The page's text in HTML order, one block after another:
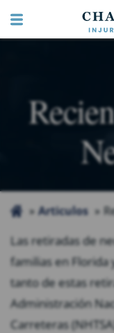
Articulos
Las retiradas de
familias en Florida
tanto de estas
Administración
Carreteras